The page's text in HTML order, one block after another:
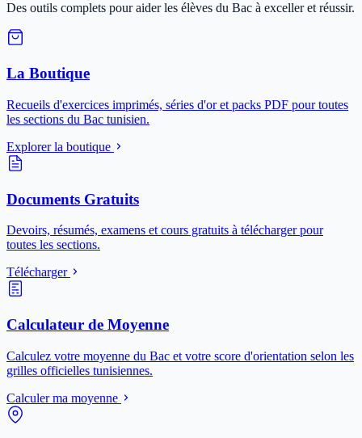
Des outils complets pour aider les élèves du Bac à exceller et réussir.
La Boutique
Recueils d'exercices imprimés, séries d'or et packs PDF pour toutes
les sections du Bac tunisien.
Explorer la boutique
Documents Gratuits
Devoirs, résumés, examens et cours gratuits à télécharger pour
toutes les sections.
Télécharger
Calculateur de Moyenne
Calculez votre moyenne du Bac et votre score d'orientation selon les
grilles officielles tunisiennes.
Calculer ma moyenne